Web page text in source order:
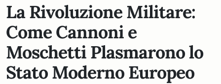
La Rivoluzione Militare:
Come Cannoni e
Moschetti Plasmarono lo
Stato Moderno Europeo